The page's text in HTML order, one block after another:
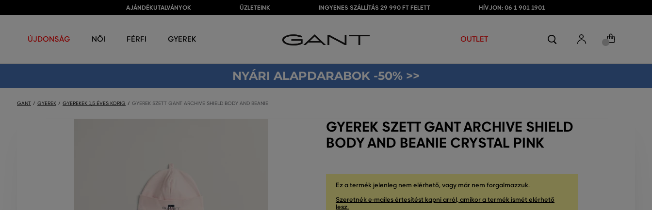
AJÁNDÉKUTALVÁNYOK ÜZLETEINK INGYENES SZÁLLÍTÁS 29 990 FT FELETT HÍVJON: 06 1 901 1901
ÚJDONSÁG NŐI FÉRFI GYEREK OUTLET
NYÁRI ALAPDARABOK -50% >>
GANT GYEREK GYEREKEK 1,5 ÉVES KORIG GYEREK SZETT GANT ARCHIVE SHIELD BODY AND BEANIE
GYEREK SZETT GANT ARCHIVE SHIELD
BODY AND BEANIE CRYSTAL PINK
Ez a termék jelenleg nem elérhető, vagy már nem forgalmazzuk.
Szeretnék e-mailes értesítést kapni arról, amikor a termék ismét elérhető
lesz.